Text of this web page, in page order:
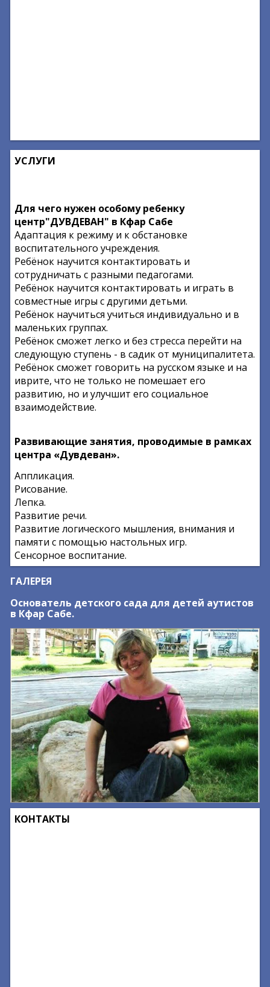
УСЛУГИ
Для чего нужен особому ребенку
центр"ДУВДЕВАН" в Кфар Сабе
Адаптация к режиму и к обстановке
воспитательного учреждения.
Ребёнок научится контактировать и
сотрудничать с разными педагогами.
Ребёнок научится контактировать и играть в
совместные игры с другими детьми.
Ребёнок научиться учиться индивидуально и в
маленьких группах.
Ребёнок сможет легко и без стресса перейти на
следующую ступень - в садик от муниципалитета.
Ребёнок сможет говорить на русском языке и на
иврите, что не только не помешает его
развитию, но и улучшит его социальное
взаимодействие.
Развивающие занятия, проводимые в рамках
центра «Дувдеван».
Аппликация.
Рисование.
Лепка.
Развитие речи.
Развитие логического мышления, внимания и
памяти с помощью настольных игр.
Сенсорное воспитание.
ГАЛЕРЕЯ
Основатель детского сада для детей аутистов
в Кфар Сабе.
КОНТАКТЫ